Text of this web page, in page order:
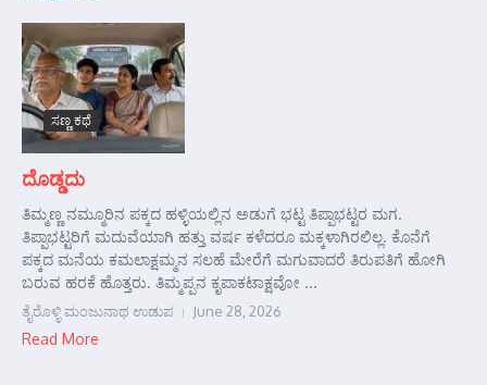
ಸಣ್ಣ ಕಥೆ
ದೊಡ್ಡದು
ತಿಮ್ಮಣ್ಣ ನಮ್ಮೂರಿನ ಪಕ್ಕದ ಹಳ್ಳಿಯಲ್ಲಿನ ಅಡುಗೆ ಭಟ್ಟ ತಿಪ್ಪಾಭಟ್ಟರ ಮಗ.
ತಿಪ್ಪಾಭಟ್ಟರಿಗೆ ಮದುವೆಯಾಗಿ ಹತ್ತು ವರ್ಷ ಕಳೆದರೂ ಮಕ್ಕಳಾಗಿರಲಿಲ್ಲ. ಕೊನೆಗೆ
ಪಕ್ಕದ ಮನೆಯ ಕಮಲಾಕ್ಷಮ್ಮನ ಸಲಹೆ ಮೇರೆಗೆ ಮಗುವಾದರೆ ತಿರುಪತಿಗೆ ಹೋಗಿ
ಬರುವ ಹರಕೆ ಹೊತ್ತರು. ತಿಮ್ಮಪ್ಪನ ಕೃಪಾಕಟಾಕ್ಷವೋ ...
ತೈರೊಳ್ಳಿ ಮಂಜುನಾಥ ಉಡುಪ June 28, 2026
Read More